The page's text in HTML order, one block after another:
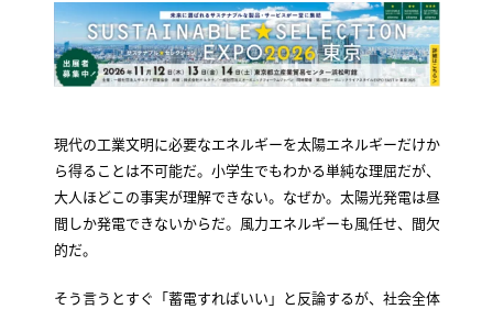
現代の工業文明に必要なエネルギーを太陽エネルギーだけか
ら得ることは不可能だ。小学生でもわかる単純な理屈だが、
大人ほどこの事実が理解できない。なぜか。太陽光発電は昼
間しか発電できないからだ。風力エネルギーも風任せ、間欠
的だ。
そう言うとすぐ「蓄電すればいい」と反論するが、社会全体